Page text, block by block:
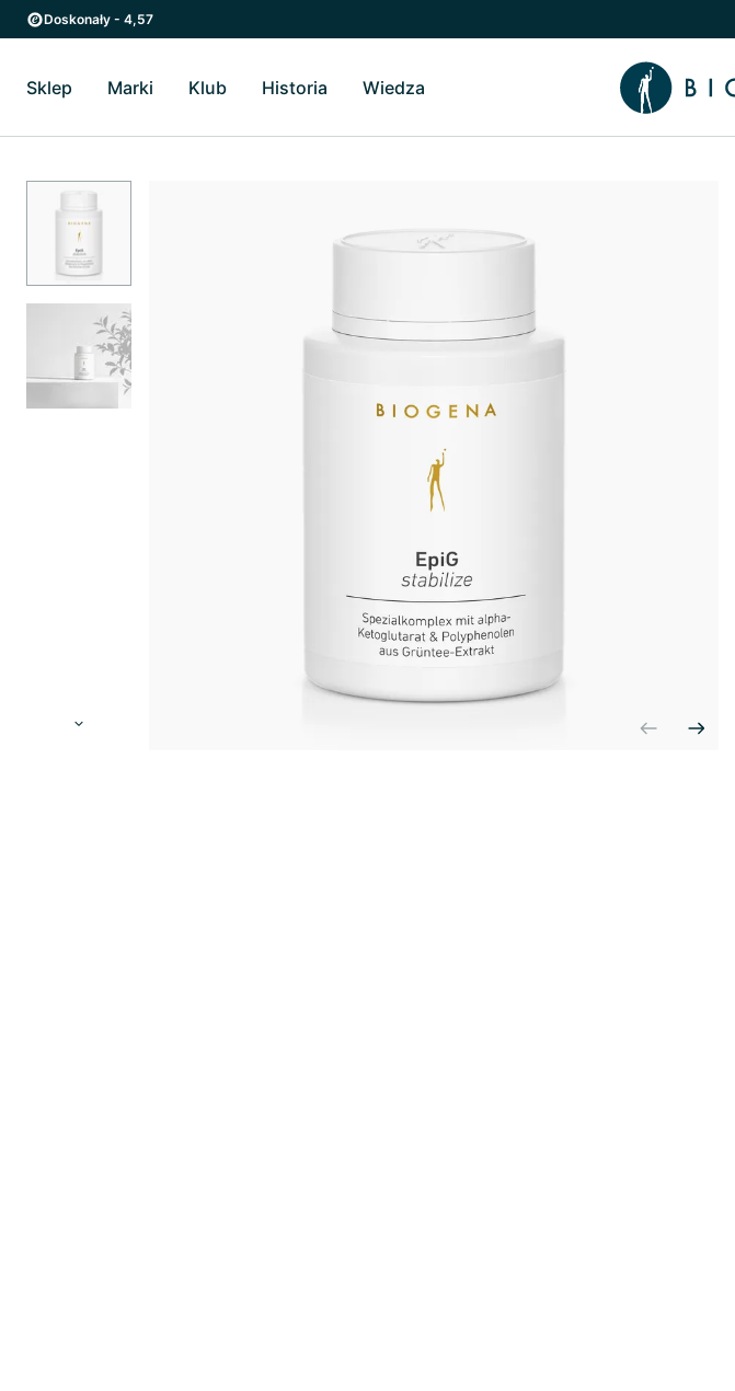
Przejdź do strony głównej
Przejdź do głównego menu
Doskonały - 4,57
Sklep Przełącz Sklep podmenu
Marki Przełącz Marki podmenu
Klub Historia Przełącz Historia podmenu
Wiedza